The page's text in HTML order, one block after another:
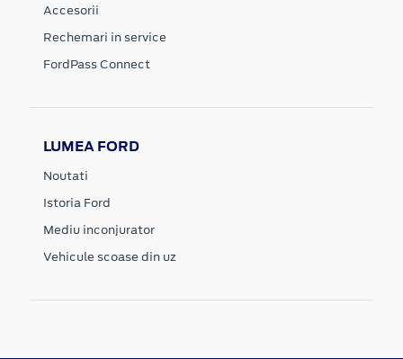
Accesorii
Rechemari in service
FordPass Connect
LUMEA FORD
Noutati
Istoria Ford
Mediu inconjurator
Vehicule scoase din uz